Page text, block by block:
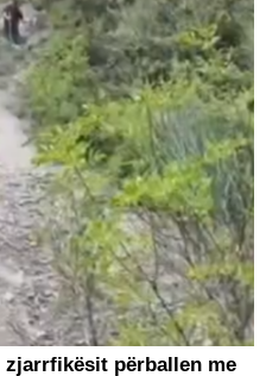
zjarrfikësit përballen me